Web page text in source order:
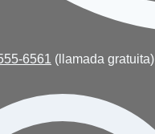
6561 (llamada gratuita)